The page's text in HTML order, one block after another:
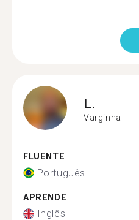
L.
Varginha
FLUENTE
Português
APRENDE
Inglês